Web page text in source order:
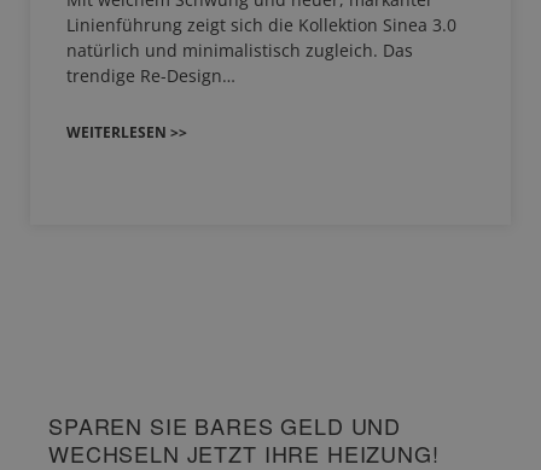
Linienführung zeigt sich die Kollektion Sinea 3.0
natürlich und minimalistisch zugleich. Das
trendige Re-Design…
WEITERLESEN >>
SPAREN SIE BARES GELD UND
WECHSELN JETZT IHRE HEIZUNG!